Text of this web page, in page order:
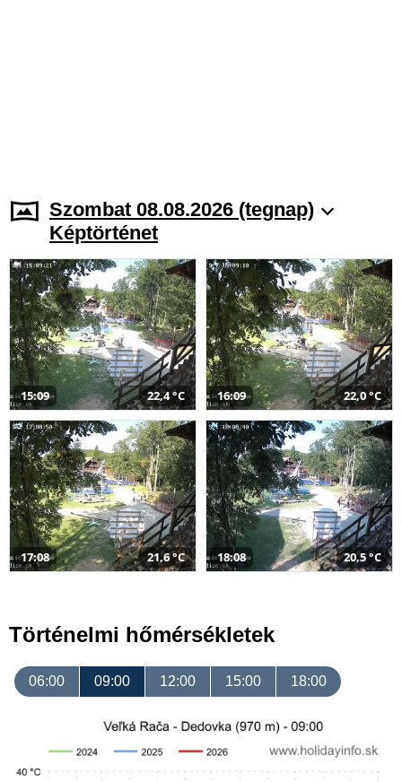
Szombat 08.08.2026 (tegnap)
Képtörténet
15:09 22,4 °C 16:09 22,0 °C
17:08 21,6 °C 18:08 20,5 °C
Történelmi hőmérsékletek
06:00 09:00 12:00 15:00 18:00